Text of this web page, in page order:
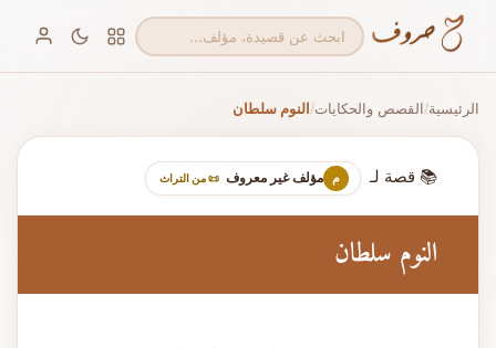
الرئيسية/القصص والحكايات/النوم سلطان
📚 قصة لـ م مؤلف غير معروف 📜 من التراث
النوم سلطان